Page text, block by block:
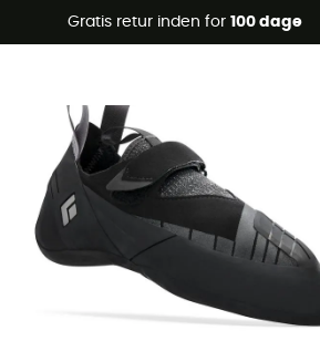
Gratis retur inden for 100 dage
-5% Extra - Kode Summer5